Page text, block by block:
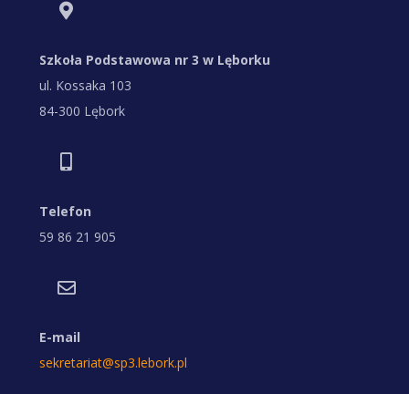
Szkoła Podstawowa nr 3 w Lęborku
ul. Kossaka 103
84-300 Lębork
Telefon
59 86 21 905
E-mail
sekretariat@sp3.lebork.pl